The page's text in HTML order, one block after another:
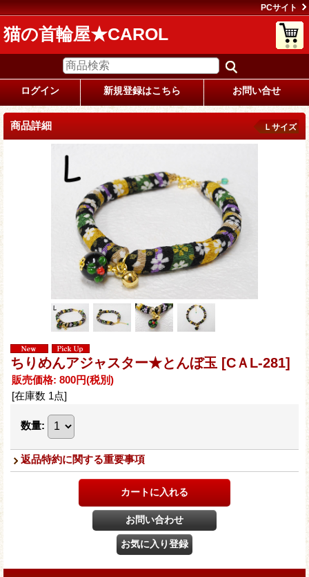
PCサイト
猫の首輪屋★CAROL
ログイン 新規登録はこちら お問い合せ
商品詳細 Ｌサイズ
ちりめんアジャスター★とんぼ玉 [CＡL-281]
販売価格: 800円(税別)
[在庫数 1点]
数量:
返品特約に関する重要事項